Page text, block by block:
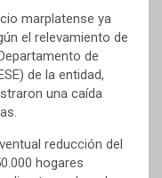
marplatense ya
el relevamiento de
de
de la entidad,
una caída
reducción del
hogares